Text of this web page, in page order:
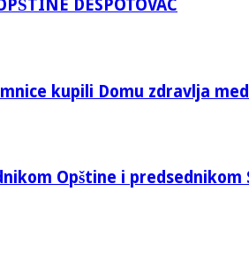
DESPOTOVAC
kupili Domu zdravlja
Opštine i predsednikom